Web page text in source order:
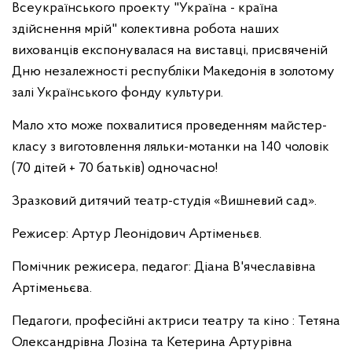
Всеукраїнського проекту "Україна - країна
здійснення мрій" колективна робота наших
вихованців експонувалася на виставці, присвяченій
Дню незалежності республіки Македонія в золотому
залі Українського фонду культури.
Мало хто може похвалитися проведенням майстер-
класу з виготовлення ляльки-мотанки на 140 чоловік
(70 дітей + 70 батьків) одночасно!
Зразковий дитячий театр-студія «Вишневий сад».
Режисер: Артур Леонідович Артіменьєв.
Помічник режисера, педагог: Діана В'ячеславівна
Артіменьєва.
Педагоги, професійні актриси театру та кіно : Тетяна
Олександрівна Лозіна та Кетерина Артурівна